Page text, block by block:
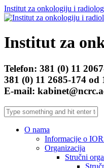
Institut za onkologiju i
Institut za
Telefon: 381 (0) 11
381 (0) 11 2685-174 od
E-mail:
O nama
Informacije o
Organizacija
Stručni